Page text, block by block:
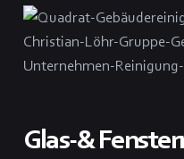
Glas-&